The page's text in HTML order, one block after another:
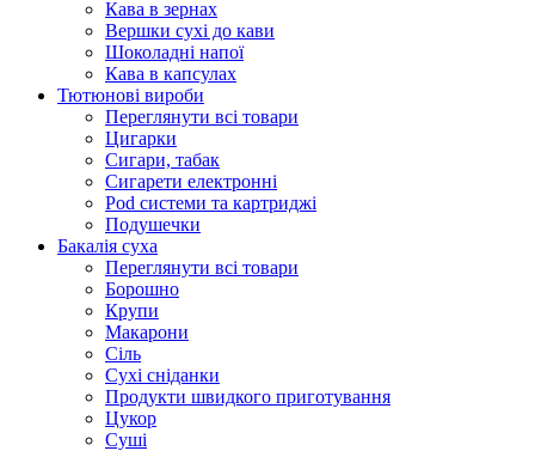
Кава в зернах
Вершки сухі до кави
Шоколадні напої
Кава в капсулах
Тютюнові вироби
Переглянути всі товари
Цигарки
Сигари, табак
Сигарети електронні
Pod системи та картриджі
Подушечки
Бакалія суха
Переглянути всі товари
Борошно
Крупи
Макарони
Сіль
Сухі сніданки
Продукти швидкого приготування
Цукор
Суші